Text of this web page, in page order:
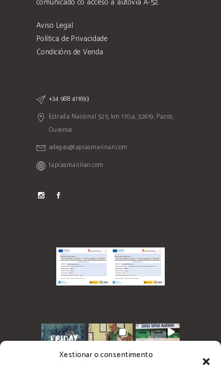
Xestionar o consentimento
Aviso Legal
Política de Privacidade
Condicións de Venda
+34 988 411693
Estrada Nacional 525, km 170,4, 32619, Pazos,
Ourense
adegas@tapiasmarinan.com
tapiasmariñan.com